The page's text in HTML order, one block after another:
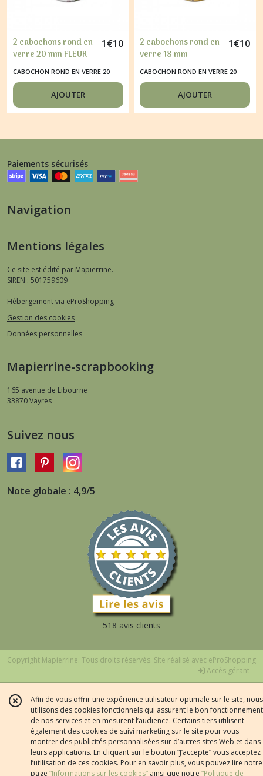
2 cabochons rond en
verre 20 mm FLEUR
ROUGE BLEU
1€10
CABOCHON ROND EN VERRE 20
MM
AJOUTER
2 cabochons rond en
verre 18 mm
MOUTARDE BLEU
1€10
CABOCHON ROND EN VERRE 20
MM
AJOUTER
Paiements sécurisés
Navigation
Mentions légales
Ce site est édité par Mapierrine.
SIREN : 501759609
Hébergement via eProShopping
Gestion des cookies
Données personnelles
Mapierrine-scrapbooking
165 avenue de Libourne
33870Vayres
Suivez nous
Note globale : 4,9/5
518 avis clients
Copyright Mapierrine. Tous droits réservés. Site réalisé avec eProShopping
Accès gérant
Afin de vous offrir une expérience utilisateur optimale sur le site, nous
utilisons des cookies fonctionnels qui assurent le bon fonctionnement
de nos services et en mesurent l’audience. Certains tiers utilisent
également des cookies de suivi marketing sur le site pour vous
montrer des publicités personnalisées sur d’autres sites Web et dans
leurs applications. En cliquant sur le bouton “J’accepte” vous acceptez
l’utilisation de ces cookies. Pour en savoir plus, vous pouvez lire notre
page “Informations sur les cookies” ainsi que notre “Politique de